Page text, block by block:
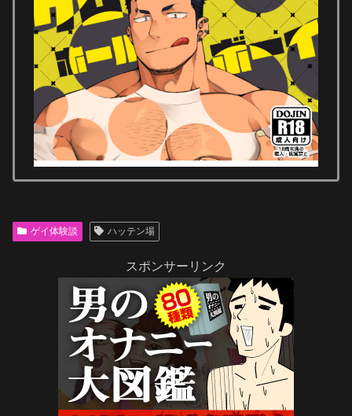
ゲイ体験談 ハッテン場
スポンサーリンク